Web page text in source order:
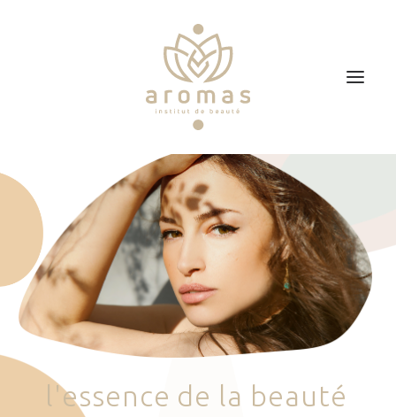
Soins
Je veux faire un bon cadeau
Plan d’accès
Prendre RDV
'essence de la beauté